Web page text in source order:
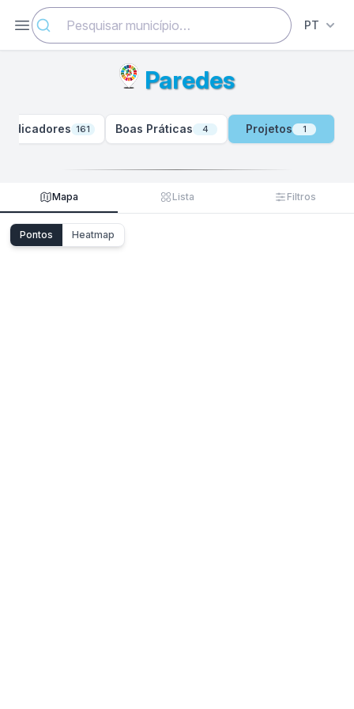
Abrir menu PT
Paredes
Indicadores 161 Boas Práticas 4 Projetos 1
Mapa Lista Filtros
Pontos Heatmap